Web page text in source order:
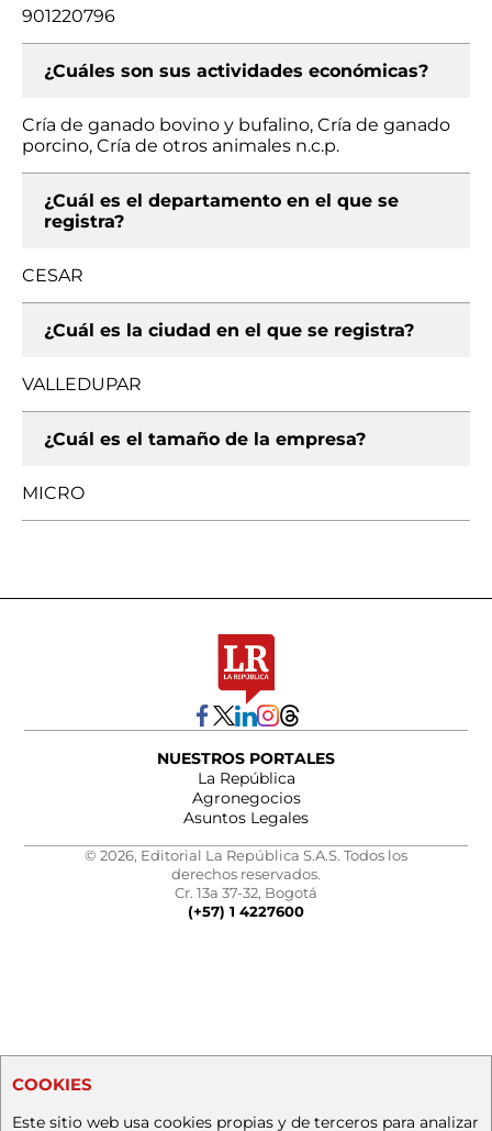
901220796
¿Cuáles son sus actividades económicas?
Cría de ganado bovino y bufalino, Cría de ganado
porcino, Cría de otros animales n.c.p.
¿Cuál es el departamento en el que se
registra?
CESAR
¿Cuál es la ciudad en el que se registra?
VALLEDUPAR
¿Cuál es el tamaño de la empresa?
MICRO
NUESTROS PORTALES
La República
Agronegocios
Asuntos Legales
© 2026, Editorial La República S.A.S. Todos los
derechos reservados.
Cr. 13a 37-32, Bogotá
(+57) 1 4227600
COOKIES
Este sitio web usa cookies propias y de terceros para analizar